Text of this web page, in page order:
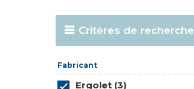
Critères de recherche
Fabricant
Ergolet (3)